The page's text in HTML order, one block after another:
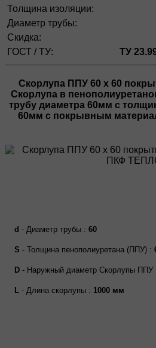
Толщина изоляции:
Диаметр трубы:
Скидка:
ГОСТ / ТУ:
ТУ
Скорлупа ППУ 60 х 60
Скорлупа в
трубу диаметра 60мм с
60мм с покрывным
d - Диаметр трубы : 60
S - Толщина пенополиуретана (ППУ) :
D - Наружный диаметр Скорлупы ППУ
L - Длина скорлупы : 1000 мм